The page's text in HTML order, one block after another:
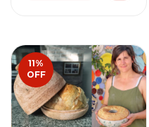
11%
OFF